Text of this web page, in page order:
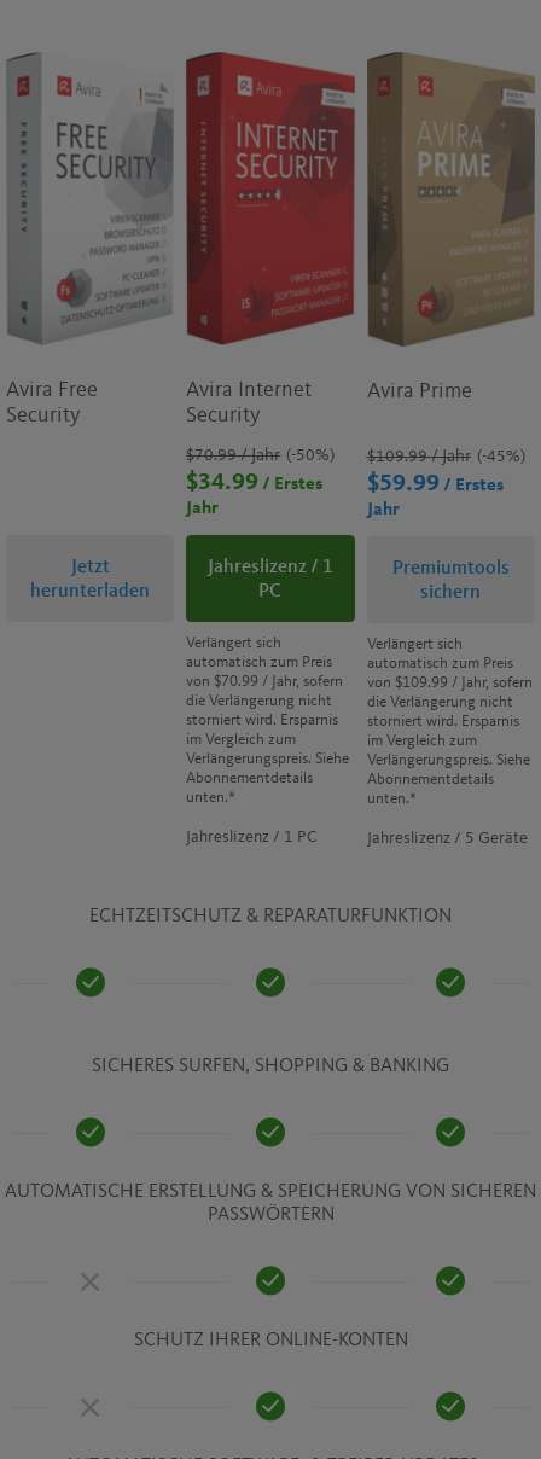
Avira Free
Security
Jetzt
herunterladen
Avira Internet
Security
$70.99/ Jahr (-50%)
$34.99 / Erstes
Jahr
Jahreslizenz / 1
PC
Verlängert sich
automatisch zum Preis
von $70.99 / Jahr, sofern
die Verlängerung nicht
storniert wird. Ersparnis
im Vergleich zum
Verlängerungspreis. Siehe
Abonnementdetails
unten.*
Jahreslizenz / 1 PC
Avira Prime
$109.99/ Jahr (-45%)
$59.99 / Erstes
Jahr
Premiumtools
sichern
Verlängert sich
automatisch zum Preis
von $109.99 / Jahr, sofern
die Verlängerung nicht
storniert wird. Ersparnis
im Vergleich zum
Verlängerungspreis. Siehe
Abonnementdetails
unten.*
Jahreslizenz / 5 Geräte
ECHTZEITSCHUTZ & REPARATURFUNKTION
SICHERES SURFEN, SHOPPING & BANKING
AUTOMATISCHE ERSTELLUNG & SPEICHERUNG VON SICHEREN
PASSWÖRTERN
SCHUTZ IHRER ONLINE-KONTEN